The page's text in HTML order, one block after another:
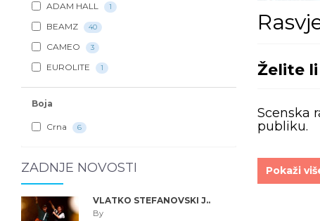
ADAM HALL 1
BEAMZ 40
CAMEO 3
EUROLITE 1
Boja
Crna 6
ZADNJE NOVOSTI
VLATKO STEFANOVSKI J..
By
Želite
Scenska
publiku.
Pokaži